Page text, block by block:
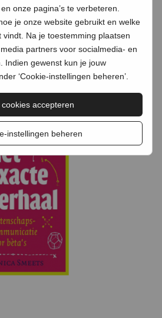
dan een minuut leestijd
om
te brengen van een
onze pagina’s te verbeteren.
je onze website gebruikt en welke
vindt. Na je toestemming plaatsen
partners voor socialmedia- en
Indien gewenst kun je jouw
‘Cookie-instellingen beheren’.
cookies accepteren
instellingen beheren